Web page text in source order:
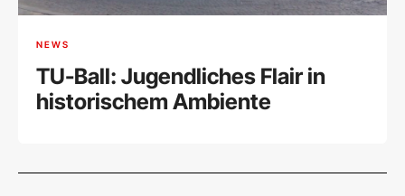
NEWS
TU-Ball: Jugendliches Flair in
historischem Ambiente